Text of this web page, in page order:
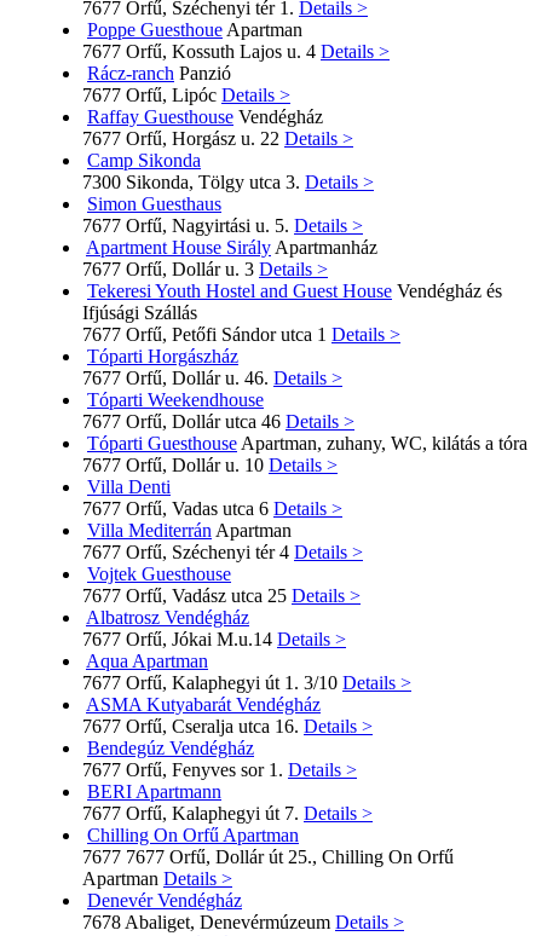
7677 Orfű, Széchenyi tér 1. Details >
Poppe Guesthoue Apartman
7677 Orfű, Kossuth Lajos u. 4 Details >
Rácz-ranch Panzió
7677 Orfű, Lipóc Details >
Raffay Guesthouse Vendégház
7677 Orfű, Horgász u. 22 Details >
Camp Sikonda
7300 Sikonda, Tölgy utca 3. Details >
Simon Guesthaus
7677 Orfű, Nagyirtási u. 5. Details >
Apartment House Sirály Apartmanház
7677 Orfű, Dollár u. 3 Details >
Tekeresi Youth Hostel and Guest House Vendégház és
Ifjúsági Szállás
7677 Orfű, Petőfi Sándor utca 1 Details >
Tóparti Horgászház
7677 Orfű, Dollár u. 46. Details >
Tóparti Weekendhouse
7677 Orfű, Dollár utca 46 Details >
Tóparti Guesthouse Apartman, zuhany, WC, kilátás a tóra
7677 Orfű, Dollár u. 10 Details >
Villa Denti
7677 Orfű, Vadas utca 6 Details >
Villa Mediterrán Apartman
7677 Orfű, Széchenyi tér 4 Details >
Vojtek Guesthouse
7677 Orfű, Vadász utca 25 Details >
Albatrosz Vendégház
7677 Orfű, Jókai M.u.14 Details >
Aqua Apartman
7677 Orfű, Kalaphegyi út 1. 3/10 Details >
ASMA Kutyabarát Vendégház
7677 Orfű, Cseralja utca 16. Details >
Bendegúz Vendégház
7677 Orfű, Fenyves sor 1. Details >
BERI Apartmann
7677 Orfű, Kalaphegyi út 7. Details >
Chilling On Orfű Apartman
7677 7677 Orfű, Dollár út 25., Chilling On Orfű
Apartman Details >
Denevér Vendégház
7678 Abaliget, Denevérmúzeum Details >